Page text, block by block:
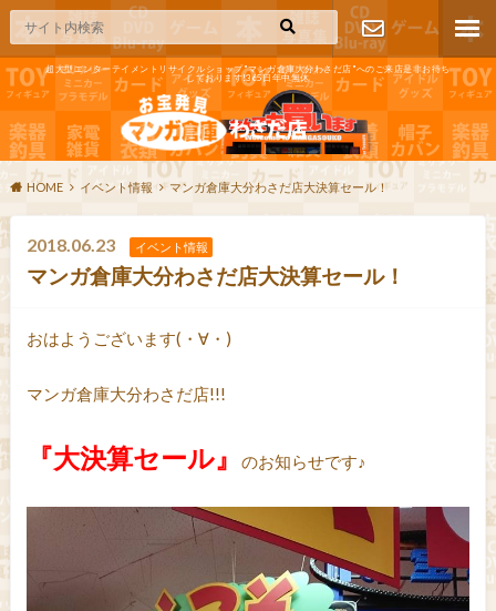
超大型エンターテイメントリサイクルショップ"マンガ倉庫大分わさだ店"へのご来店是非お待ち
しております!365日年中無休
お問い合わ
せ
HOME イベント情報 マンガ倉庫大分わさだ店大決算セール！
2018.06.23 イベント情報
マンガ倉庫大分わさだ店大決算セール！
おはようございます(・∀・)
マンガ倉庫大分わさだ店!!!
『大決算セール』 のお知らせです♪